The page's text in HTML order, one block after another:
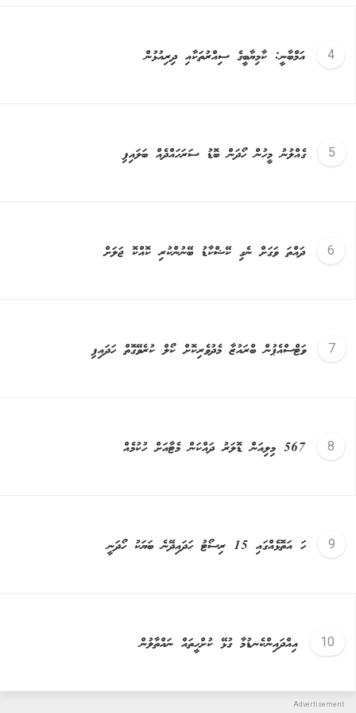
އަމްބާނީ: ކާމިޔާބީގެ ސިއްރުތަކާއި ދިރިއުޅުން
ގެއްލުނު މީހުން ހޯދަން ބޮޑު ސަރަހައްދެއް ބަލައިފި
ދައްތަ ވަގަށް ނެގި ކޭޝްކާޑު ބޭނުންކުރި ކޮއްކޮ ޖަލަށް
ވަޓްސްއެޕުން ބްރައުޒާ މެދުވެރިކޮށް ކޯލް ކުރެވޭގޮތް ހަދައިފި
567 މިލިއަން ޑޮލަރު ދައްކަން މެޓާއަށް ހުކުމެއް
ހަ އަތޮޅެއްގައި 15 ރިސޯޓު ހަދައިދޭނެ ބަޔަކު ހޯދަނީ
އިއްދައިންކެނޑުމާ ގުޅޭ ކުށްހީތައް ނައްތާލުން